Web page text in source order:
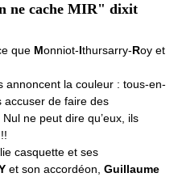
ne cache MIR" dixit
que Monniot-Ithursarry-Roy et
annoncent la couleur : tous-en-
accuser de faire des
ne peut dire qu’eux, ils
casquette et ses
et son accordéon, Guillaume